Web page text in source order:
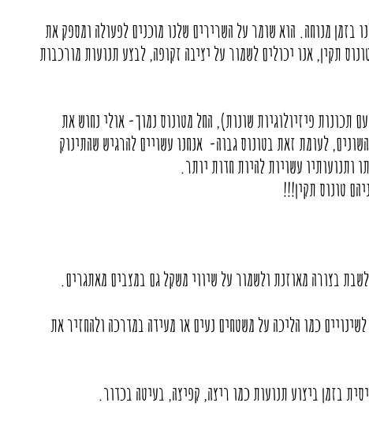
מנוחה. הוא שומר על השרירים שלנו מוכנים לפעולה ומספק את
תקין, אנו יכולים לשמור על יציבה זקופה, לבצע תנועות מורכבות
תכונות פיזיולוגיות שונות), החל מטונוס נמוך- אולי נחוש את
לעומת זאת בטונוס גבוה-  אנחנו עשויים להרגיש שהתינוק
עשויות להיות חדות יותר.
טונוס תקין!!!
בצורה מאוזנת ולשמור על שיווי משקל גם במצבים מאתגרים.
כמו הליכה על משטחים נעים או מעידה במדרכה ולהחזיר את
בזמן ביצוע תנועות כמו ריצה, קפיצה, בעיטה בכדור.